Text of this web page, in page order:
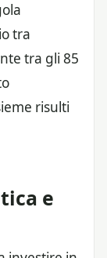
tra
tra gli 85
risulti
e